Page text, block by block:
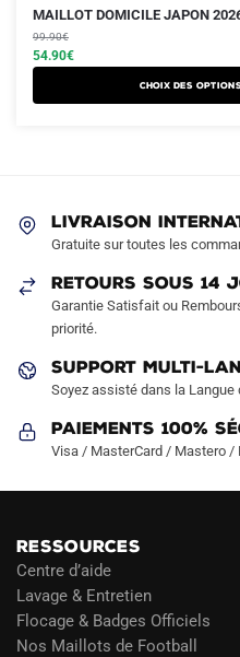
MAILLOT DOMICILE JAPON
99.90€
Le
prix
initial
était :
54.90€
Le
prix
actuel
est :
Choix des
Ce
produit
a
être
choisies
sur
page
produit
LIVRAISON
Gratuite sur toutes les
RETOURS SOUS 14
Garantie Satisfait ou
priorité.
SUPPORT MULTI-
Soyez assisté dans la Langue
Paiements 100%
Visa / MasterCard / Mastero /
RESSOURCES
Centre d’aide
Lavage & Entretien
Flocage & Badges Officiels
Nos Maillots de Football